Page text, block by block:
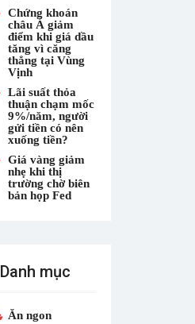
Chứng khoán
châu Á giảm
điểm khi giá dầu
tăng vì căng
thẳng tại Vùng
Vịnh
Lãi suất thỏa
thuận chạm mốc
9%/năm, người
gửi tiền có nên
xuống tiền?
Giá vàng giảm
nhẹ khi thị
trường chờ biên
bản họp Fed
Danh mục
Ăn ngon